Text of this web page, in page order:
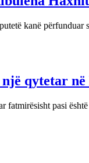
kanë
qytetar
fatmirësisht pasi